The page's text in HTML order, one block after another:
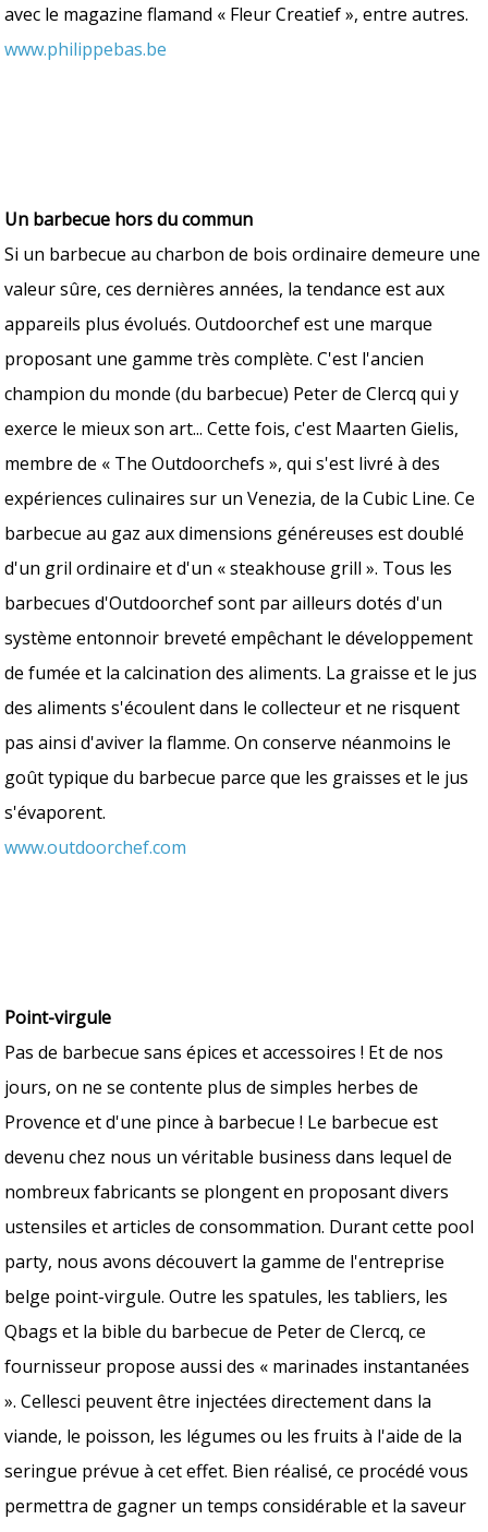
avec le magazine flamand « Fleur Creatief », entre autres.
www.philippebas.be
Un barbecue hors du commun
Si un barbecue au charbon de bois ordinaire demeure une
valeur sûre, ces dernières années, la tendance est aux
appareils plus évolués. Outdoorchef est une marque
proposant une gamme très complète. C'est l'ancien
champion du monde (du barbecue) Peter de Clercq qui y
exerce le mieux son art... Cette fois, c'est Maarten Gielis,
membre de « The Outdoorchefs », qui s'est livré à des
expériences culinaires sur un Venezia, de la Cubic Line. Ce
barbecue au gaz aux dimensions généreuses est doublé
d'un gril ordinaire et d'un « steakhouse grill ». Tous les
barbecues d'Outdoorchef sont par ailleurs dotés d'un
système entonnoir breveté empêchant le développement
de fumée et la calcination des aliments. La graisse et le jus
des aliments s'écoulent dans le collecteur et ne risquent
pas ainsi d'aviver la flamme. On conserve néanmoins le
goût typique du barbecue parce que les graisses et le jus
s'évaporent.
www.outdoorchef.com
Point-virgule
Pas de barbecue sans épices et accessoires ! Et de nos
jours, on ne se contente plus de simples herbes de
Provence et d'une pince à barbecue ! Le barbecue est
devenu chez nous un véritable business dans lequel de
nombreux fabricants se plongent en proposant divers
ustensiles et articles de consommation. Durant cette pool
party, nous avons découvert la gamme de l'entreprise
belge point-virgule. Outre les spatules, les tabliers, les
Qbags et la bible du barbecue de Peter de Clercq, ce
fournisseur propose aussi des « marinades instantanées
». Cellesci peuvent être injectées directement dans la
viande, le poisson, les légumes ou les fruits à l'aide de la
seringue prévue à cet effet. Bien réalisé, ce procédé vous
permettra de gagner un temps considérable et la saveur